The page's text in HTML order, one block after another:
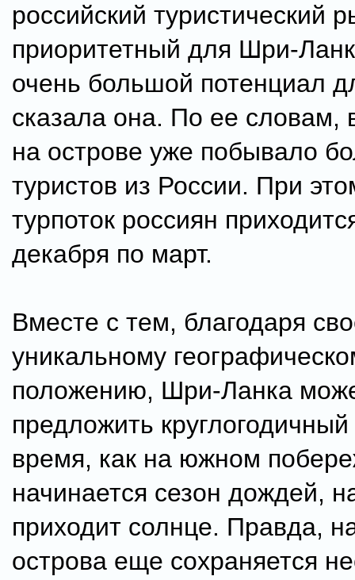
российский туристический
приоритетный для Шри-
очень большой потенциал
сказала она. По ее словам,
на острове уже побывало
туристов из России. При
турпоток россиян
декабря по март.
Вместе с тем, благодаря
уникальному
положению, Шри-Ланка
предложить
время, как на южном
начинается сезон дождей,
приходит солнце. Правда,
острова еще сохраняется